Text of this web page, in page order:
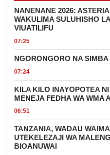
NANENANE 2026:
WAKULIMA SULUHISHO
VIUATILIFU
07:25
NGORONGORO NA
07:24
KILA KILO INAYOPOTEA
MENEJA FEDHA WA WMA
06:51
TANZANIA, WADAU
UTEKELEZAJI WA
BIOANUWAI